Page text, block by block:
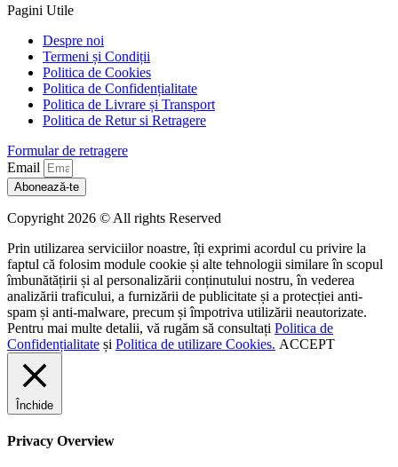
Pagini Utile
Despre noi
Termeni și Condiții
Politica de Cookies
Politica de Confidențialitate
Politica de Livrare și Transport
Politica de Retur si Retragere
Formular de retragere
Email
Abonează-te
Copyright 2026 © All rights Reserved
Prin utilizarea serviciilor noastre, îți exprimi acordul cu privire la
faptul că folosim module cookie și alte tehnologii similare în scopul
îmbunătățirii și al personalizării conținutului nostru, în vederea
analizării traficului, a furnizării de publicitate și a protecției anti-
spam și anti-malware, precum și împotriva utilizării neautorizate.
Pentru mai multe detalii, vă rugăm să consultați Politica de
Confidențialitate și Politica de utilizare Cookies. ACCEPT
Închide
Privacy Overview